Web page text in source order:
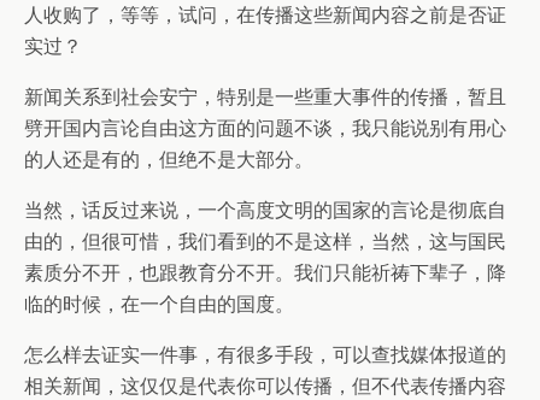
人收购了，等等，试问，在传播这些新闻内容之前是否证
实过？
新闻关系到社会安宁，特别是一些重大事件的传播，暂且
劈开国内言论自由这方面的问题不谈，我只能说别有用心
的人还是有的，但绝不是大部分。
当然，话反过来说，一个高度文明的国家的言论是彻底自
由的，但很可惜，我们看到的不是这样，当然，这与国民
素质分不开，也跟教育分不开。我们只能祈祷下辈子，降
临的时候，在一个自由的国度。
怎么样去证实一件事，有很多手段，可以查找媒体报道的
相关新闻，这仅仅是代表你可以传播，但不代表传播内容